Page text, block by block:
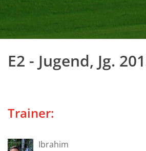
E2 - Jugend, Jg.
Trainer:
Ibrahim